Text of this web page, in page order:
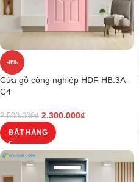
-8%
Cửa gỗ công nghiệp HDF HB.3A-
C4
2.500.000₫ 2.300.000₫
ĐẶT HÀNG